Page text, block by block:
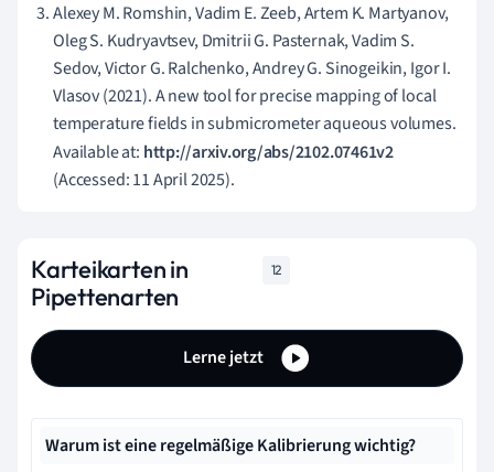
Alexey M. Romshin, Vadim E. Zeeb, Artem K. Martyanov,
Oleg S. Kudryavtsev, Dmitrii G. Pasternak, Vadim S.
Sedov, Victor G. Ralchenko, Andrey G. Sinogeikin, Igor I.
Vlasov (2021). A new tool for precise mapping of local
temperature fields in submicrometer aqueous volumes.
Available at: http://arxiv.org/abs/2102.07461v2
(Accessed: 11 April 2025).
Karteikarten in
Pipettenarten
12
Lerne jetzt
Warum ist eine regelmäßige Kalibrierung wichtig?